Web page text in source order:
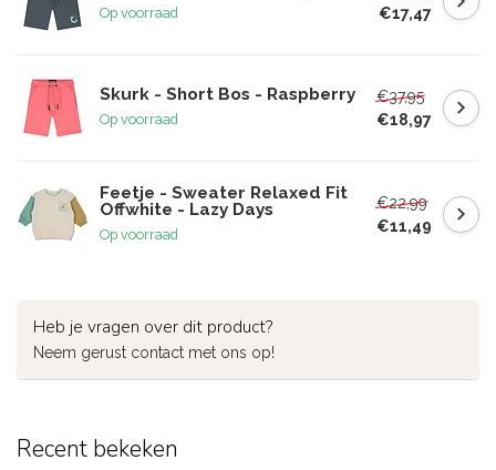
Op voorraad
€17,47
Skurk - Short Bos - Raspberry
Op voorraad
€37,95
€18,97
Feetje - Sweater Relaxed Fit
Offwhite - Lazy Days
Op voorraad
€22,99
€11,49
Heb je vragen over dit product?
Neem gerust contact met ons op!
Recent bekeken